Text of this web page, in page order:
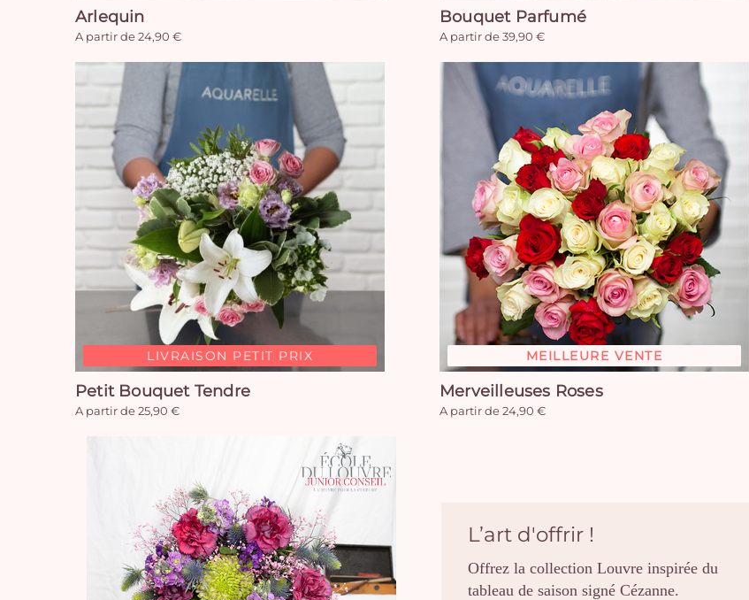
Arlequin
A partir de 24,90 €
Bouquet Parfumé
A partir de 39,90 €
LIVRAISON PETIT PRIX
Petit Bouquet Tendre
A partir de 25,90 €
MEILLEURE VENTE
Merveilleuses Roses
A partir de 24,90 €
L’art d'offrir !
Offrez la collection Louvre inspirée du
tableau de saison signé Cézanne.